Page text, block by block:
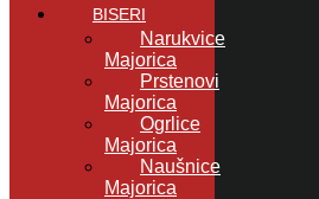
BISERI
Narukvice
Majorica
Prstenovi
Majorica
Ogrlice
Majorica
Naušnice
Majorica